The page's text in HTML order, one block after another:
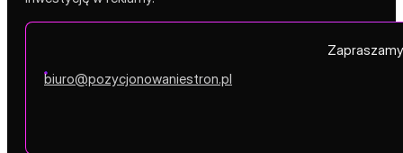
biuro@pozycjonowaniestron.pl